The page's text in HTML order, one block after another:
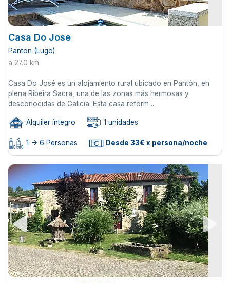
Casa Do Jose
Panton (Lugo)
a 27.0 km.
Casa Do José es un alojamiento rural ubicado en Pantón, en
plena Ribeira Sacra, una de las zonas más hermosas y
desconocidas de Galicia. Esta casa reform ...
Alquiler íntegro 1 unidades
1 -> 6 Personas Desde 33€ x persona/noche